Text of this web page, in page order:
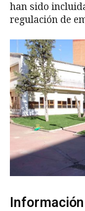
han sido
regulación de